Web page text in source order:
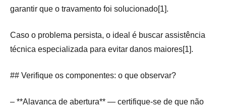
garantir que o travamento foi solucionado[1].
Caso o problema persista, o ideal é buscar assistência
técnica especializada para evitar danos maiores[1].
## Verifique os componentes: o que observar?
– **Alavanca de abertura** — certifique-se de que não